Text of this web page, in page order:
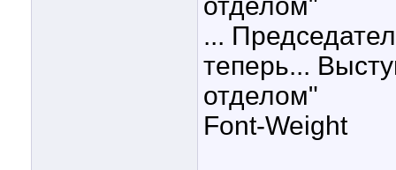
отделом"
...
теперь...
отделом"
Font-Weight